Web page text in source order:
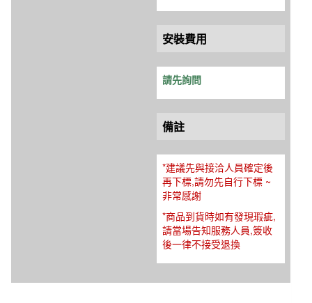
安裝費用
請先詢問
備註
*建議先與接洽人員確定後
再下標,請勿先自行下標 ~
非常感謝
*商品到貨時如有發現瑕疵,
請當場告知服務人員,簽收
後一律不接受退換